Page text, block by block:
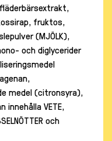
fruktos,
(MJÖLK),
och diglycerider
medel (citronsyra),
VETE,
och